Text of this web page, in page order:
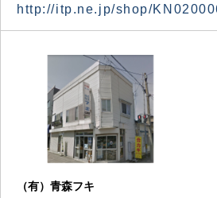
http://itp.ne.jp/shop/
（有）青森フキ